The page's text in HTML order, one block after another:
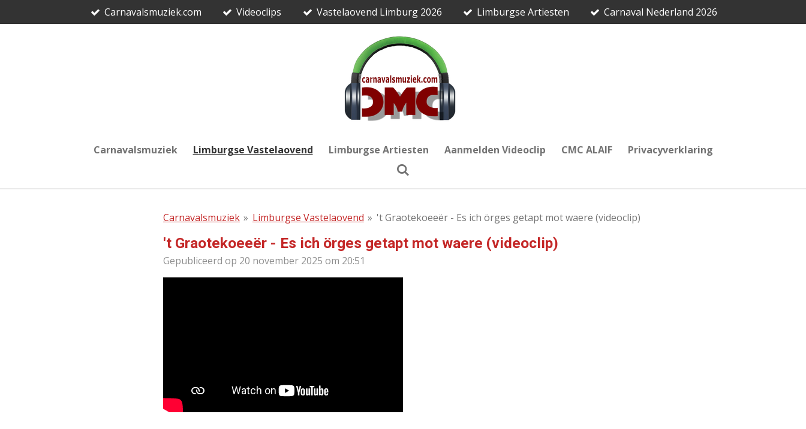
direct
Carnavalsmuziek.com Videoclips Vastelaovend Limburg 2026 Limburgse Artiesten Carnaval Nederland 2026
Carnavalsmuziek Limburgse Vastelaovend Limburgse Artiesten Aanmelden Videoclip CMC ALAIF Privacyverklaring
Carnavalsmuziek » Limburgse Vastelaovend » 't Graotekoeeër - Es ich örges getapt mot waere (videoclip)
't Graotekoeeër - Es ich örges getapt mot waere (videoclip)
Gepubliceerd op 20 november 2025 om 20:51